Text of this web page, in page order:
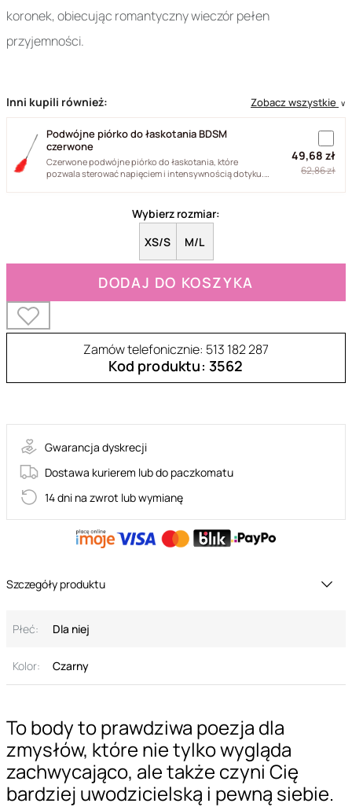
To body to prawdziwa poezja dla
zmysłów, które nie tylko wygląda
zachwycająco, ale także czyni Cię
bardziej uwodzicielską i pewną siebie.
koronek, obiecując romantyczny wieczór pełen
przyjemności.
Inni kupili również: Zobacz wszystkie ∨
Podwójne piórko do łaskotania BDSM
czerwone
Czerwone podwójne piórko do łaskotania, które
pozwala sterować napięciem i intensywnością dotyku.
49,68 zł
62,86 zł
Wybierz rozmiar:
XS/S
M/L
DODAJ DO KOSZYKA
Zamów telefonicznie: 513 182 287
Kod produktu: 3562
Gwarancja dyskrecji
Dostawa kurierem lub do paczkomatu
14 dni na zwrot lub wymianę
Szczegóły produktu
Płeć: Dla niej
Kolor: Czarny